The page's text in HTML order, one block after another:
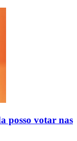
posso votar nas